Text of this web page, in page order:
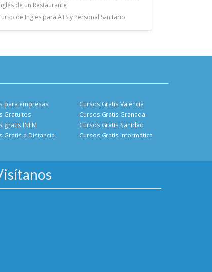
de un Restaurante
de Ingles para ATS y Personal Sanitario
para empresas
Gratuitos
gratis INEM
Gratis a Distancia
Cursos Gratis Valencia
Cursos Gratis Granada
Cursos Gratis Sanidad
Cursos Gratis Informática